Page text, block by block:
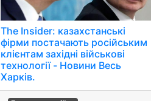
The Insider: казахстанські
фірми постачають російським
клієнтам західні військові
технології - Новини Весь
Харків.